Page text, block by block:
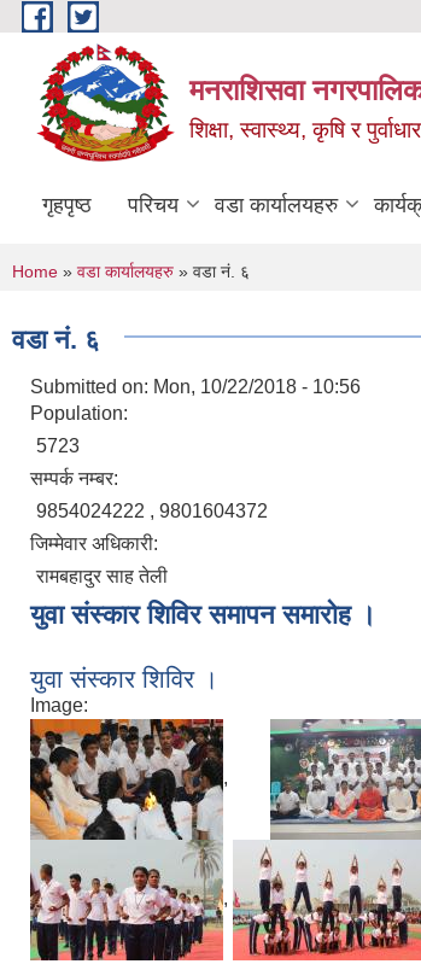
Skip to main content
मनराशिसवा
शिक्षा, स्वास्थ्य, कृषि र
गृहपृष्ठ परिचय वडा कार्यालयहरु
You are here
Home » वडा कार्यालयहरु » वडा नं. ६
वडा नं. ६
Submitted on: Mon, 10/22/2018 - 10:56
Population:
5723
सम्पर्क नम्बर:
9854024222 , 9801604372
जिम्मेवार अधिकारी:
रामबहादुर साह तेली
युवा संस्कार शिविर समापन समारोह ।
युवा संस्कार शिविर ।
Image:
,
,